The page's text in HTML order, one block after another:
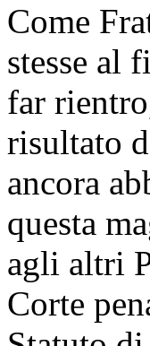
Come
stesse al
far
risultato
ancora
questa
agli altri
Corte